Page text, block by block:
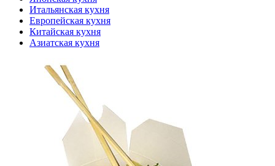
Итальянская кухня
Европейская кухня
Китайская кухня
Азиатская кухня